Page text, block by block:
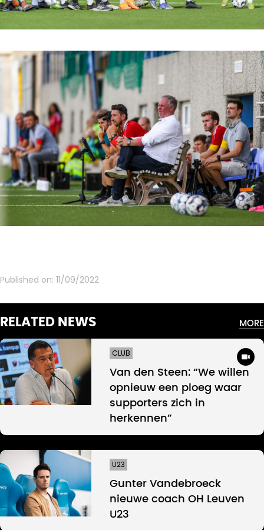
Published on: 11/09/2022
RELATED NEWS MORE
CLUB
Van den Steen: “We willen
opnieuw een ploeg waar
supporters zich in
herkennen”
U23
Gunter Vandebroeck
nieuwe coach OH Leuven
U23